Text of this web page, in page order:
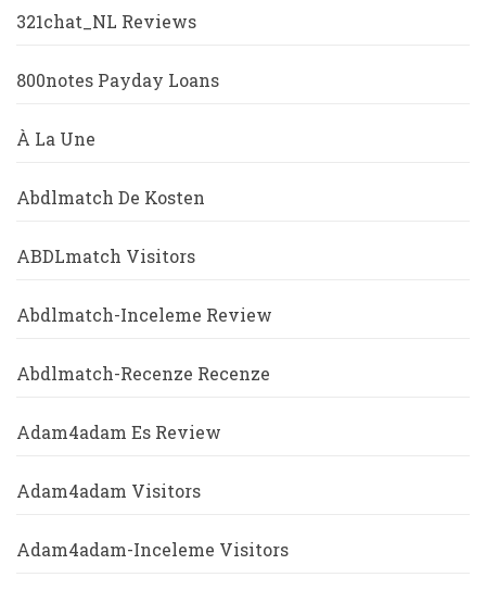
321chat_NL Reviews
800notes Payday Loans
À La Une
Abdlmatch De Kosten
ABDLmatch Visitors
Abdlmatch-Inceleme Review
Abdlmatch-Recenze Recenze
Adam4adam Es Review
Adam4adam Visitors
Adam4adam-Inceleme Visitors